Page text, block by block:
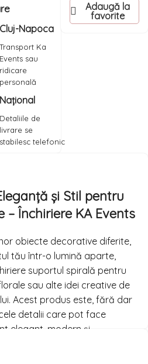
Cluj-Napoca
Transport Ka
Events sau
ridicare
personală
Național
Detaliile de
livrare se
stabilesc telefonic
Adaugă la
favorite
și Stil pentru
– Închiriere KA Events
obiecte decorative diferite,
tău într-o lumină aparte,
suportul spirală pentru
sau alte idei creative de
Acest produs este, fără dar
detalii care pot face
elegant, modern și
că adaugă o notă de stil,
forma sa distinctă.